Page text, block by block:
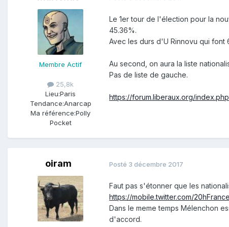
Membre Actif
25,8k
Lieu:Paris
Tendance:Anarcap
Ma référence:Polly
Pocket
Le 1er tour de l'élection pour la
45.36%.
Avec les durs d'U Rinnovu qui font
Au second, on aura la liste
Pas de liste de gauche.
https://forum.liberaux.org/
oiram Posté 3 décembre 2017
Faut pas s'étonner que les
https://mobile.twitter.com/
Dans le meme temps Mélenchon
d'accord.